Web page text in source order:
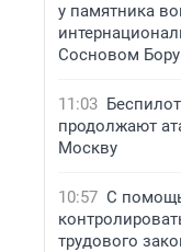
у памятника
Сосновом Бору
11:03
продолжают
Москву
10:57 С
трудового